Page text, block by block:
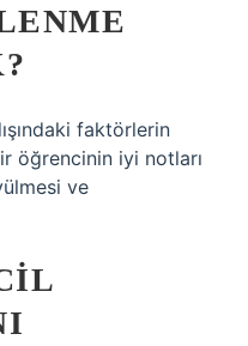
faktörlerin
öğrencinin iyi notları
ve